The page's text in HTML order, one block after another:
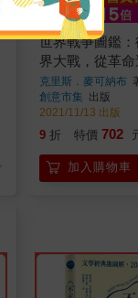
世界戰爭圖鑑
界大戰，從革
擊，一部橫跨
史
克里斯．麥可納布
創意市集 出版
2021/11/13 出版
9 折 特價 702
加入購物車